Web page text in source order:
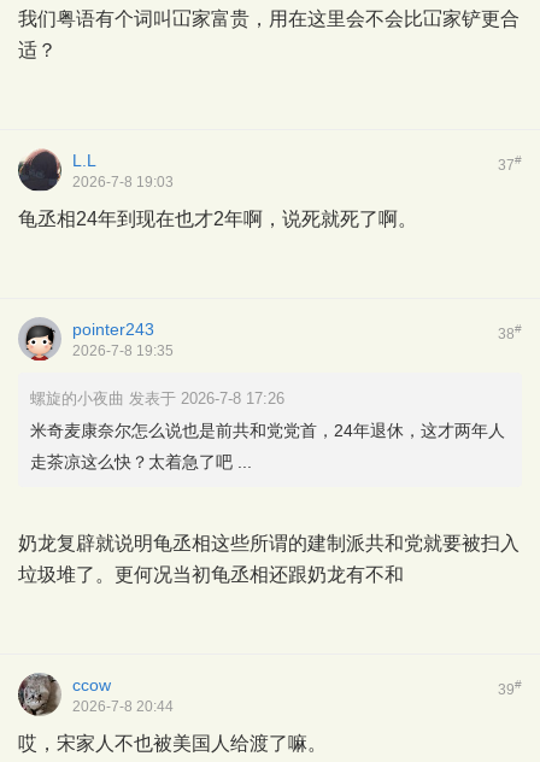
我们粤语有个词叫冚家富贵，用在这里会不会比冚家铲更合
适？
37#
L.L
2026-7-8 19:03
龟丞相24年到现在也才2年啊，说死就死了啊。
38#
pointer243
2026-7-8 19:35
螺旋的小夜曲 发表于 2026-7-8 17:26
米奇麦康奈尔怎么说也是前共和党党首，24年退休，这才两年人
走茶凉这么快？太着急了吧 ...
奶龙复辟就说明龟丞相这些所谓的建制派共和党就要被扫入
垃圾堆了。更何况当初龟丞相还跟奶龙有不和
39#
ccow
2026-7-8 20:44
哎，宋家人不也被美国人给渡了嘛。